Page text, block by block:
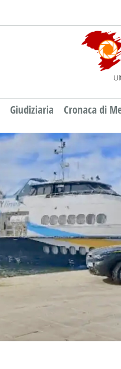
Giudiziaria Cronaca di